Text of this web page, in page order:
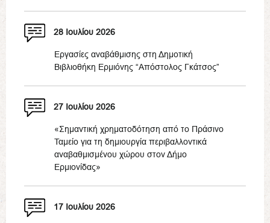
28 Ιουλίου 2026
Εργασίες αναβάθμισης στη Δημοτική
Βιβλιοθήκη Ερμιόνης “Απόστολος Γκάτσος”
27 Ιουλίου 2026
«Σημαντική χρηματοδότηση από το Πράσινο
Ταμείο για τη δημιουργία περιβαλλοντικά
αναβαθμισμένου χώρου στον Δήμο
Ερμιονίδας»
17 Ιουλίου 2026